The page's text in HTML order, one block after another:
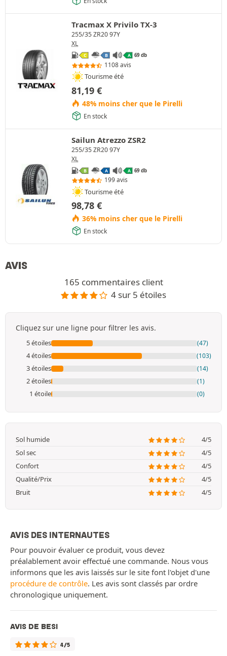
Tracmax X Privilo TX-3
255/35 ZR20 97Y
XL
C B A 69 db
1108 avis
Tourisme été
81,19 €
48% moins cher que le Pirelli
En stock
Sailun Atrezzo ZSR2
255/35 ZR20 97Y
XL
B A A 69 db
199 avis
Tourisme été
98,78 €
36% moins cher que le Pirelli
En stock
AVIS
165 commentaires client
4 sur 5 étoiles
Cliquez sur une ligne pour filtrer les avis.
5 étoiles (47)
4 étoiles (103)
3 étoiles (14)
2 étoiles (1)
1 étoile (0)
Sol humide
4/5
Sol sec
4/5
Confort
4/5
Qualité/Prix
4/5
Bruit
4/5
AVIS DES INTERNAUTES
Pour pouvoir évaluer ce produit, vous devez
préalablement avoir effectué une commande. Nous vous
informons que les avis laissés sur le site font l'objet d'une
procédure de contrôle. Les avis sont classés par ordre
chronologique uniquement.
AVIS DE BESI
4/5